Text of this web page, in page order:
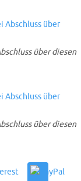
über diesen
über diesen